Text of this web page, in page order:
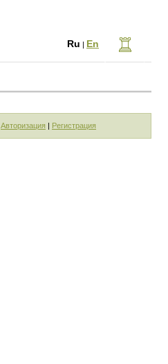
Ru | En
Авторизация | Регистрация